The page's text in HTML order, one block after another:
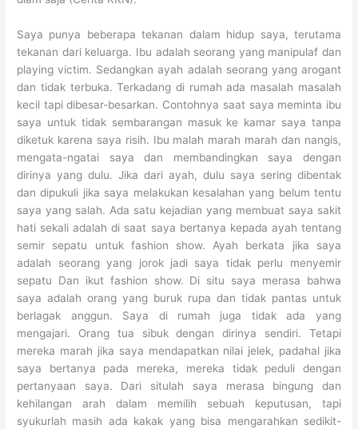
Saya punya beberapa tekanan dalam hidup saya, terutama
tekanan dari keluarga. Ibu adalah seorang yang manipulaf dan
playing victim. Sedangkan ayah adalah seorang yang arogant
dan tidak terbuka. Terkadang di rumah ada masalah masalah
kecil tapi dibesar-besarkan. Contohnya saat saya meminta ibu
saya untuk tidak sembarangan masuk ke kamar saya tanpa
diketuk karena saya risih. Ibu malah marah marah dan nangis,
mengata-ngatai saya dan membandingkan saya dengan
dirinya yang dulu. Jika dari ayah, dulu saya sering dibentak
dan dipukuli jika saya melakukan kesalahan yang belum tentu
saya yang salah. Ada satu kejadian yang membuat saya sakit
hati sekali adalah di saat saya bertanya kepada ayah tentang
semir sepatu untuk fashion show. Ayah berkata jika saya
adalah seorang yang jorok jadi saya tidak perlu menyemir
sepatu Dan ikut fashion show. Di situ saya merasa bahwa
saya adalah orang yang buruk rupa dan tidak pantas untuk
berlagak anggun. Saya di rumah juga tidak ada yang
mengajari. Orang tua sibuk dengan dirinya sendiri. Tetapi
mereka marah jika saya mendapatkan nilai jelek, padahal jika
saya bertanya pada mereka, mereka tidak peduli dengan
pertanyaan saya. Dari situlah saya merasa bingung dan
kehilangan arah dalam memilih sebuah keputusan, tapi
syukurlah masih ada kakak yang bisa mengarahkan sedikit-